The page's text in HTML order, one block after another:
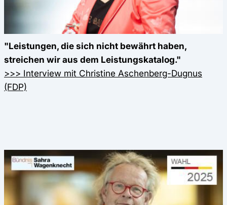
"Leistungen, die sich nicht bewährt haben,
streichen wir aus dem Leistungskatalog."
>>> Interview mit Christine Aschenberg-Dugnus
(FDP)